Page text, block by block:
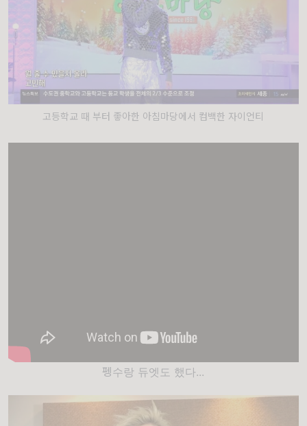
고등학교 때 부터 좋아한 아침마당에서 컴백한 자이언티
펭수랑 듀엣도 했다...